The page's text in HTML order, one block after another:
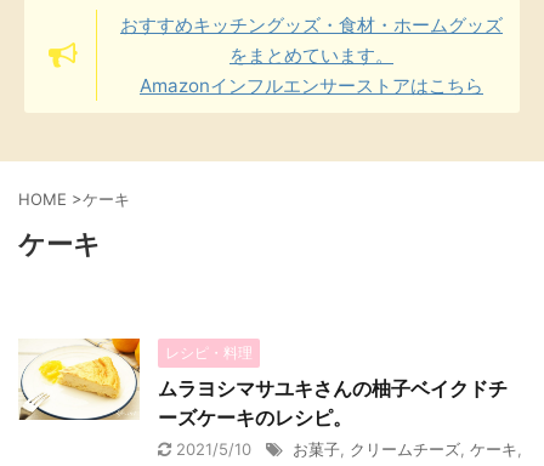
おすすめキッチングッズ・食材・ホームグッズ
をまとめています。
Amazonインフルエンサーストアはこちら
HOME >ケーキ
ケーキ
レシピ・料理
ムラヨシマサユキさんの柚子ベイクドチ
ーズケーキのレシピ。
2021/5/10 お菓子 クリームチーズ ケーキ